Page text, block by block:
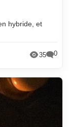
hybride, et
35 0